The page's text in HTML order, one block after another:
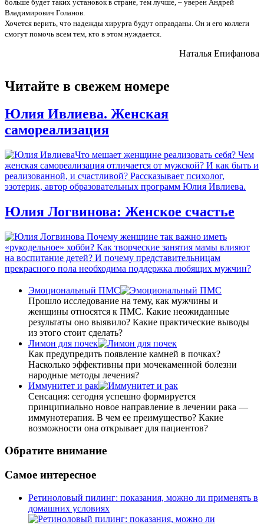
больше будет таких установок в стране, тем лучше, – уверен Андрей
Владимирович Голанов.
Хочется верить, что надежды хирурга будут оправданы. Он и его коллеги
смогут помочь всем тем, кто в этом нуждается.
Наталья Епифанова
Читайте в свежем номере
Юлия Ивлиева. Женская
самореализация
Что мешает женщине реализовать себя? Чем
женская самореализация отличается от мужской? И как быть и
реализованной, и счастливой? Рассказывает психолог,
эзотерик, автор образовательных программ Юлия Ивлиева.
Юлия Логвинова: Женское счастье
Почему женщине так важно иметь
«рукодельное» хобби? Как творческие занятия мамы влияют
на воспитание детей? И почему представительницам
прекрасного пола необходима поддержка любящих мужчин?
Эмоциональный ПМС
Прошло исследование на тему, как мужчины и
женщины относятся к ПМС. Какие неожиданные
результаты оно выявило? Какие практические выводы
из этого стоит сделать?
Лимон для почек
Как предупредить появление камней в почках?
Насколько эффективны при мочекаменной болезни
народные методы лечения?
Иммунитет и рак
Сенсация: сегодня успешно формируется
принципиально новое направление в лечении рака —
иммунотерапия. В чем ее преимущество? Какие
возможности она открывает для пациентов?
Обратите внимание
Самое интересное
Ретиноловый пилинг: показания, можно ли применять в
домашних условиях